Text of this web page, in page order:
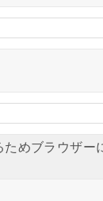
めブラウザー